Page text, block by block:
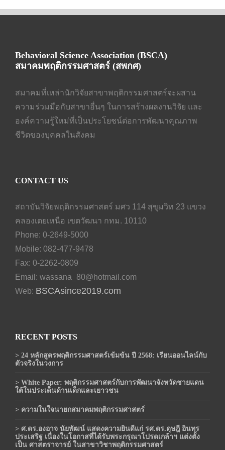
MH-
Behavioral Science Association (BSCA)
สมาคมพฤติกรรมศาสตร์ (สพกศ)
สมาคมที่เหล่านักวิจัยสาขาพฤติกรรมศาสตร์จะผสาน
ความร่วมมือกับสาขาอื่นๆ ในการสร้างผลงานวิจัย และ
องค์ความรู้ใหม่ที่เป็นประโยชน์ต่อการพัฒนาคุณภาพ
ชีวิตของบุคคลในสังคม
RECENT POSTS
> 24 หลักสูตรพฤติกรรมศาสตร์เข้มข้น ปี 2568: เรียนออนไลน์กับ
ตัวจริงในวงการ
> White Paper: พฤติกรรมศาสตร์กับการพัฒนาจังหวัดชายแดน
ใต้ในประเด็นด้านเด็กและเยาวชน
> ความในใจนายกสมาคมพฤติกรรมศาสตร์
> ศ.ดร.องอาจ นัยพัฒน์ แสดงความยินดีแก่ รศ.ดร.ดุษฎี อินทร
ประเสริฐ เนื่องในโอกาสที่ได้รับพระกรุณาโปรดเกล้าฯ แต่งตั้ง
เป็น ศาสตราจารย์ ในสาขาวิชาพฤติกรรมศาสตร์
CONTACT US
สถาบันวิจัยพฤติกรรมศาสตร์ มศว 114 สุขุมวิท 23 แขวง
คลองเตยเหนือ เขตวัฒนา กทม. 10110
Phone: 0-2649-5000
Mobile: 082-477-9478
Fax: 0-2262-0809
Email: wassana_80@hotmail.com
Web: BSCAsince2019.com